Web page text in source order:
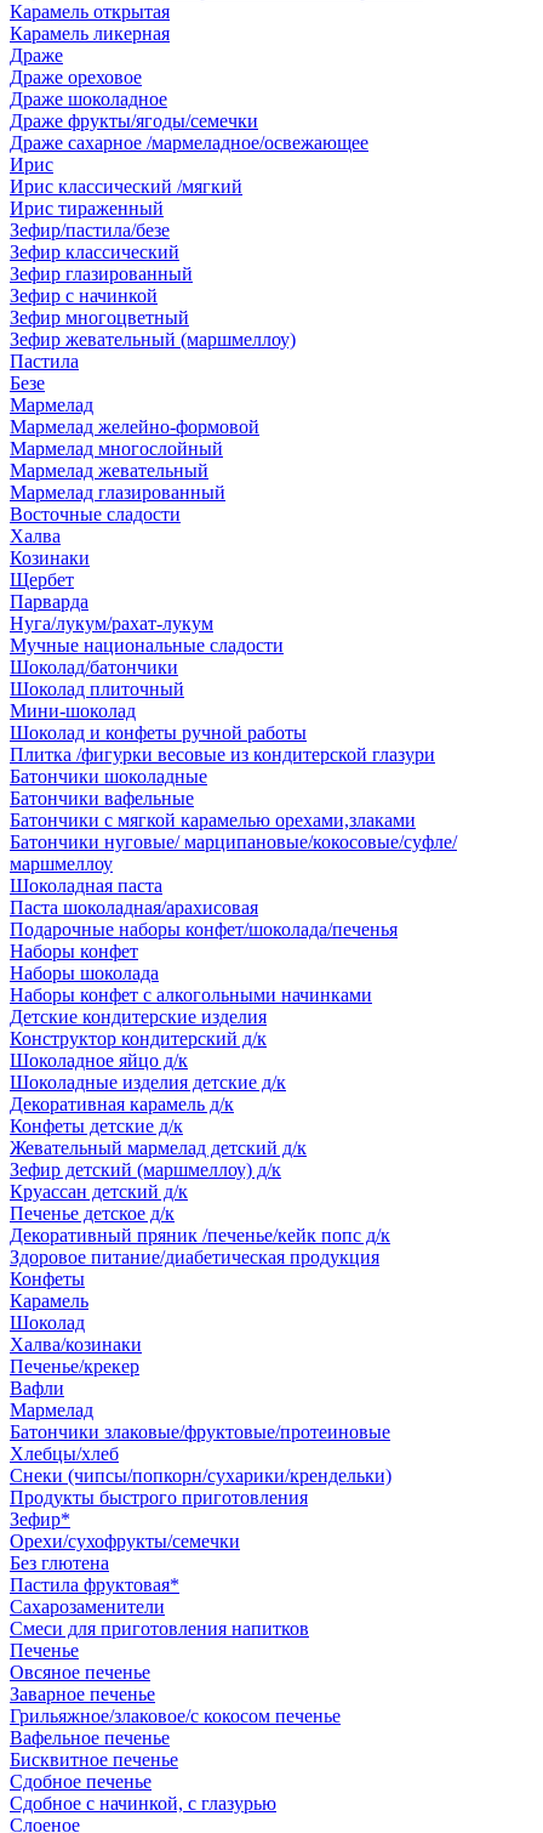
Карамель открытая
Карамель ликерная
Драже
Драже ореховое
Драже шоколадное
Драже фрукты/ягоды/семечки
Драже сахарное /мармеладное/освежающее
Ирис
Ирис классический /мягкий
Ирис тираженный
Зефир/пастила/безе
Зефир классический
Зефир глазированный
Зефир с начинкой
Зефир многоцветный
Зефир жевательный (маршмеллоу)
Пастила
Безе
Мармелад
Мармелад желейно-формовой
Мармелад многослойный
Мармелад жевательный
Мармелад глазированный
Восточные сладости
Халва
Козинаки
Щербет
Парварда
Нуга/лукум/рахат-лукум
Мучные национальные сладости
Шоколад/батончики
Шоколад плиточный
Мини-шоколад
Шоколад и конфеты ручной работы
Плитка /фигурки весовые из кондитерской глазури
Батончики шоколадные
Батончики вафельные
Батончики с мягкой карамелью орехами,злаками
Батончики нуговые/ марципановые/кокосовые/суфле/
маршмеллоу
Шоколадная паста
Паста шоколадная/арахисовая
Подарочные наборы конфет/шоколада/печенья
Наборы конфет
Наборы шоколада
Наборы конфет с алкогольными начинками
Детские кондитерские изделия
Конструктор кондитерский д/к
Шоколадное яйцо д/к
Шоколадные изделия детские д/к
Декоративная карамель д/к
Конфеты детские д/к
Жевательный мармелад детский д/к
Зефир детский (маршмеллоу) д/к
Круассан детский д/к
Печенье детское д/к
Декоративный пряник /печенье/кейк попс д/к
Здоровое питание/диабетическая продукция
Конфеты
Карамель
Шоколад
Халва/козинаки
Печенье/крекер
Вафли
Мармелад
Батончики злаковые/фруктовые/протеиновые
Хлебцы/хлеб
Снеки (чипсы/попкорн/сухарики/крендельки)
Продукты быстрого приготовления
Зефир*
Орехи/сухофрукты/семечки
Без глютена
Пастила фруктовая*
Сахарозаменители
Смеси для приготовления напитков
Печенье
Овсяное печенье
Заварное печенье
Грильяжное/злаковое/с кокосом печенье
Вафельное печенье
Бисквитное печенье
Сдобное печенье
Сдобное с начинкой, с глазурью
Слоеное